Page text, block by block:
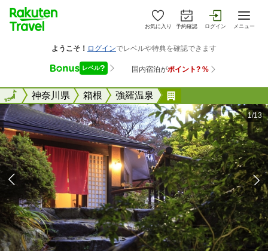
お気に入り 予約確認 ログイン メニュー
全国神奈川県 箱根 強羅温泉
全国
1/13